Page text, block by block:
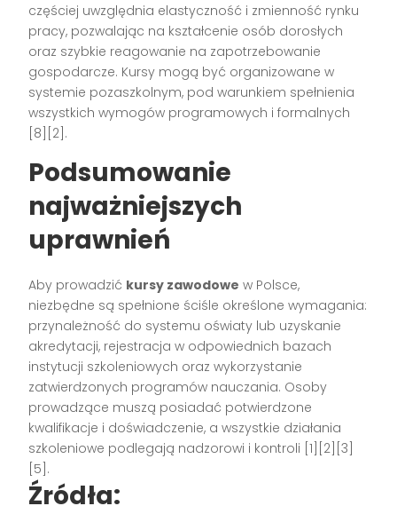
częściej uwzględnia elastyczność i zmienność rynku
pracy, pozwalając na kształcenie osób dorosłych
oraz szybkie reagowanie na zapotrzebowanie
gospodarcze. Kursy mogą być organizowane w
systemie pozaszkolnym, pod warunkiem spełnienia
wszystkich wymogów programowych i formalnych
[8][2] .
Podsumowanie
najważniejszych
uprawnień
Aby prowadzić kursy zawodowe w Polsce,
niezbędne są spełnione ściśle określone wymagania:
przynależność do systemu oświaty lub uzyskanie
akredytacji, rejestracja w odpowiednich bazach
instytucji szkoleniowych oraz wykorzystanie
zatwierdzonych programów nauczania. Osoby
prowadzące muszą posiadać potwierdzone
kwalifikacje i doświadczenie, a wszystkie działania
szkoleniowe podlegają nadzorowi i kontroli [1][2][3]
[5] .
Źródła: